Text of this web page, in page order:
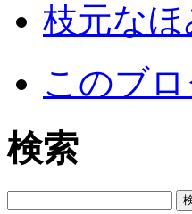
枝元な
このブ
検索